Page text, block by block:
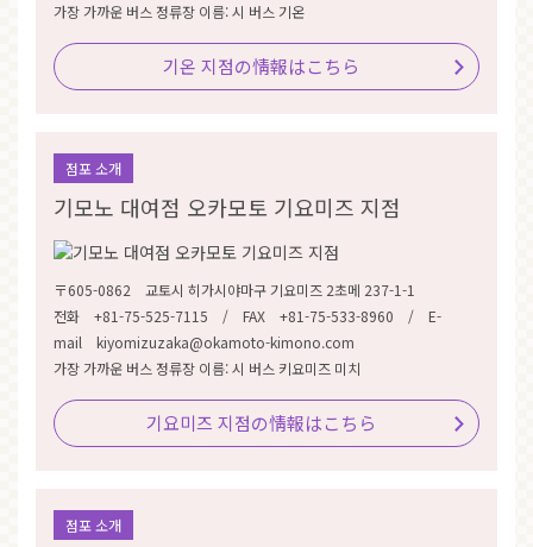
가장 가까운 버스 정류장 이름: 시 버스 기온
기온 지점の情報はこちら
점포 소개
기모노 대여점 오카모토 기요미즈 지점
〒605-0862 교토시 히가시야마구 기요미즈 2초메 237-1-1
전화 +81-75-525-7115 / FAX +81-75-533-8960 / E-
mail kiyomizuzaka@okamoto-kimono.com
가장 가까운 버스 정류장 이름: 시 버스 키요미즈 미치
기요미즈 지점の情報はこちら
점포 소개